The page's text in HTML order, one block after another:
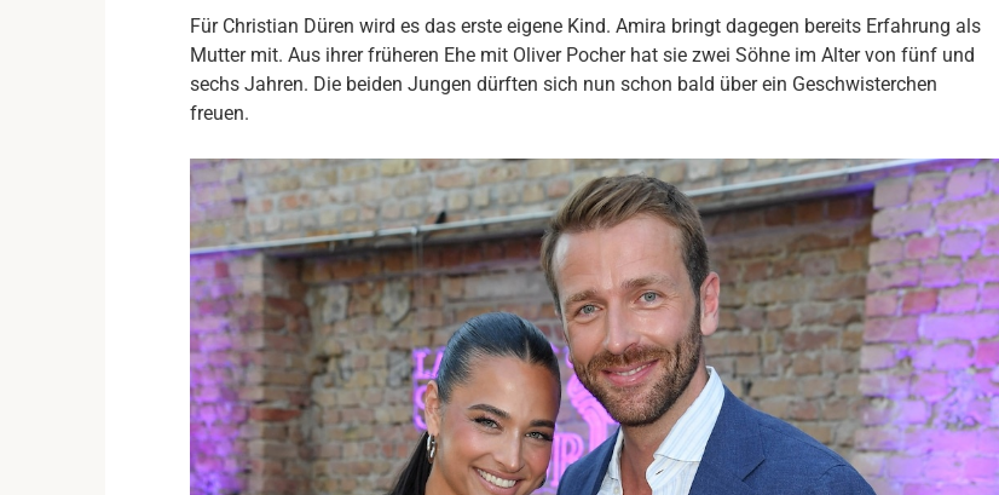
Für Christian Düren wird es das erste eigene Kind. Amira bringt dagegen bereits Erfahrung als
Mutter mit. Aus ihrer früheren Ehe mit Oliver Pocher hat sie zwei Söhne im Alter von fünf und
sechs Jahren. Die beiden Jungen dürften sich nun schon bald über ein Geschwisterchen
freuen.